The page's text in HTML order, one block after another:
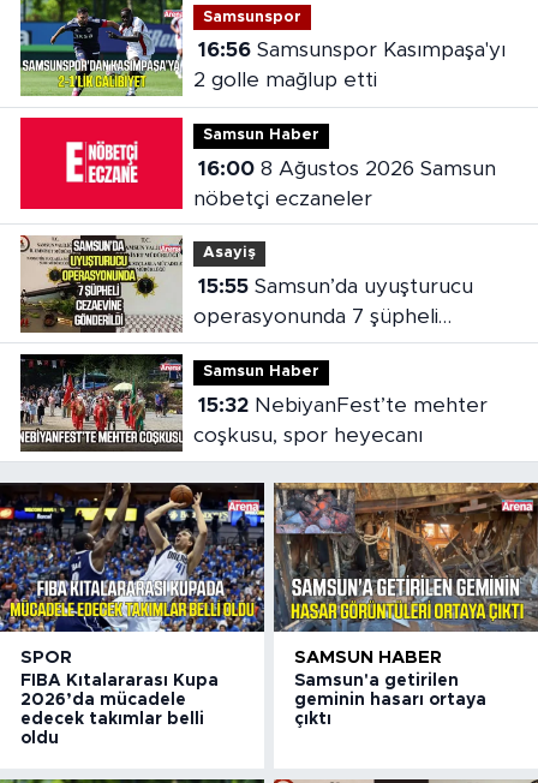
Samsunspor
16:56Samsunspor Kasımpaşa'yı
2 golle mağlup etti
Samsun Haber
16:008 Ağustos 2026 Samsun
nöbetçi eczaneler
Asayiş
15:55Samsun’da uyuşturucu
operasyonunda 7 şüpheli
cezaevine gönderildi
Samsun Haber
15:32NebiyanFest’te mehter
coşkusu, spor heyecanı
SPOR
FIBA Kıtalararası Kupa
2026’da mücadele
edecek takımlar belli
oldu
SAMSUN HABER
Samsun'a getirilen
geminin hasarı ortaya
çıktı